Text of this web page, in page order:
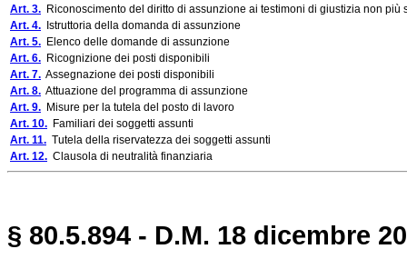
Art. 3. Riconoscimento del diritto di assunzione ai testimoni di giustizia non
Art. 4. Istruttoria della domanda di assunzione
Art. 5. Elenco delle domande di assunzione
Art. 6. Ricognizione dei posti disponibili
Art. 7. Assegnazione dei posti disponibili
Art. 8. Attuazione del programma di assunzione
Art. 9. Misure per la tutela del posto di lavoro
Art. 10. Familiari dei soggetti assunti
Art. 11. Tutela della riservatezza dei soggetti assunti
Art. 12. Clausola di neutralità finanziaria
§ 80.5.894 - D.M. 18 dicembre